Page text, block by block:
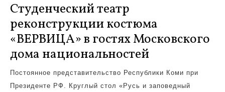
Студенческий театр
реконструкции костюма
«ВЕРВИЦА» в гостях Московского
дома национальностей
Постоянное представительство Республики Коми при
Президенте РФ. Круглый стол «Русь и заповедный